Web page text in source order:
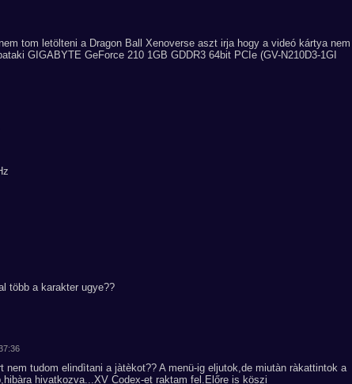
tom letölteni a Dragon Ball Xenoverse aszt irja hogy a videó kártya nem
GIGABYTE GeForce 210 1GB GDDR3 64bit PCIe (GV-N210D3-1GI
több a karakter ugye??
nem tudom elindìtani a jàtèkot?? A menü-ig eljutok,de miutàn ràkattintok a
hivatkozva...XV Codex-et raktam fel.Előre is köszi